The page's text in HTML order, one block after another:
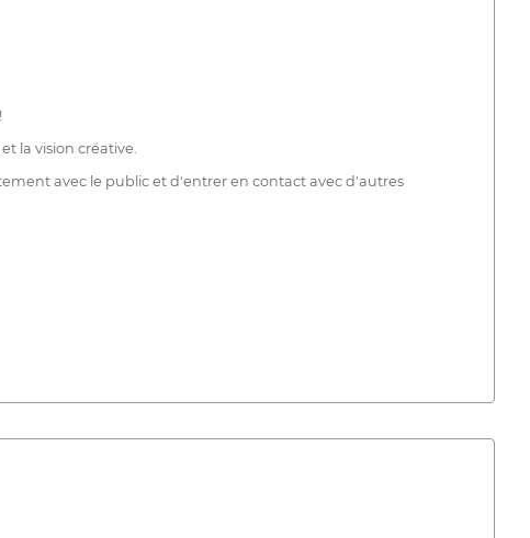
la vision créative.
avec le public et d'entrer en contact avec d'autres